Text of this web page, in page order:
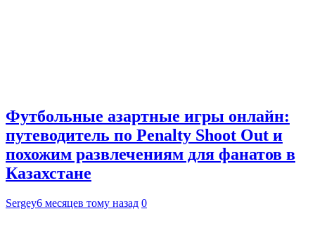
Футбольные азартные игры онлайн:
путеводитель по Penalty Shoot Out и
похожим развлечениям для фанатов в
Казахстане
Sergey6 месяцев тому назад 0